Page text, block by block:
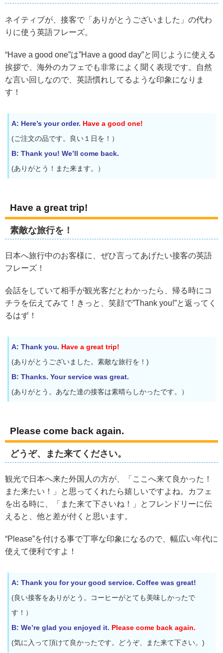
ネイティブが、接客で「ありがとうございました」の代わ
りに使う英語フレーズ。
“Have a good one”は”Have a good day”と同じように使える
挨拶で、海外のカフェでも非常によく聞く表現です。自然
な言い回しなので、英語慣れしてるような印象になりま
す！
A: Here’s your order. Have a good one!
(ご注文の品です。良い１日を！）
B: Thank you! We’ll come back.
(ありがとう！また来ます。）
Have a great trip!
素敵な旅行を！
日本へ旅行中のお客様に、ぜひ言ってあげたい接客の英語
フレーズ！
会話をしていて相手が観光客だとわかったら、帰る時にコ
チラを伝えてみて！きっと、笑顔で”Thank you!”と返ってく
るはず！
A: Thank you. Have a great trip!
(ありがとうございました。素敵な旅行を！)
B: Thanks. Your service was great.
(ありがとう。あなた達の接客は素晴らしかったです。）
Please come back again.
どうぞ、また来てください。
観光で日本へ来た外国人の方が、「ここへ来て良かった！
また来たい！」と思ってくれたら嬉しいですよね。カフェ
を出る時に、「また来て下さいね！」とフレンドリーに伝
えると、他と差が付くと思います。
“Please”を付ける事で丁寧な印象になるので、幅広い年代に
使えて便利ですよ！
A: Thank you for your good service. Coffee was great!
(良い接客をありがとう。コーヒーがとても美味しかったで
す！）
B: We’re glad you enjoyed it. Please come back again.
(気に入って頂けて良かったです。どうぞ、また来て下さい。)